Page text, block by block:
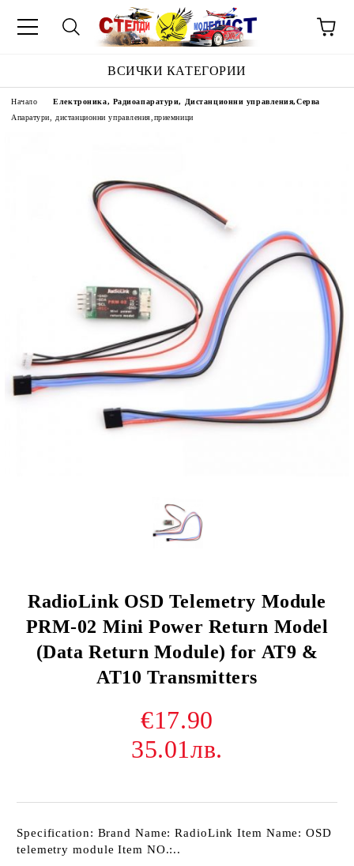
ВСИЧКИ КАТЕГОРИИ
Начало
Електроника, Радиоапаратури, Дистанционни управления,Серва
Апаратури, дистанционни управления,приемници
RadioLink OSD Telemetry Module
PRM-02 Mini Power Return Model
(Data Return Module) for AT9 &
AT10 Transmitters
€17.90
35.01лв.
Specification: Brand Name: RadioLink Item Name: OSD
telemetry module Item NO.:..